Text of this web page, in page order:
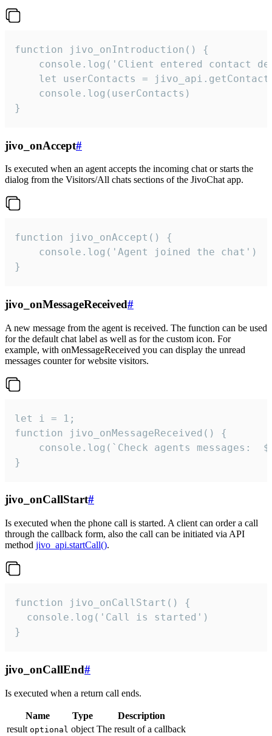
function jivo_onIntroduction() {
console.log('Client entered contact
let userContacts =
    console.log(userContacts)
}
jivo_onAccept#
Is executed when an agent accepts the incoming chat or starts the
dialog from the Visitors/All chats sections of the JivoChat app.
function jivo_onAccept() {
}
jivo_onMessageReceived#
A new message from the agent is received. The function can be used
for the default chat label as well as for the custom icon. For
example, with onMessageReceived you can display the unread
messages counter for website visitors.
let i = 1;
function jivo_onMessageReceived() {
}
jivo_onCallStart#
Is executed when the phone call is started. A client can order a call
through the callback form, also the call can be initiated via API
method jivo_api.startCall().
function jivo_onCallStart() {
  console.log('Call is started')
}
jivo_onCallEnd#
Is executed when a return call ends.
Name Type
Description
result optional object The result of a callback